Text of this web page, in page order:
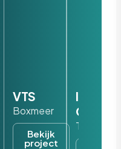
VTS
Boxmeer
Bekijk
project
Iris
Tilburg